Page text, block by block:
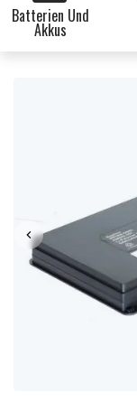
Batterien Und
Akkus